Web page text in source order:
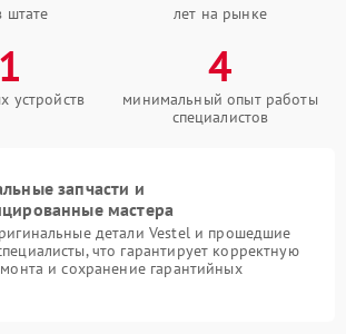
штате лет на рынке
устройств
4
минимальный опыт работы
специалистов
запчасти и
мастера
детали Vestel и прошедшие
что гарантирует корректную
и сохранение гарантийных